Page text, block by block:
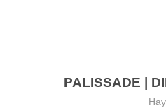
PALISSADE |
Hay